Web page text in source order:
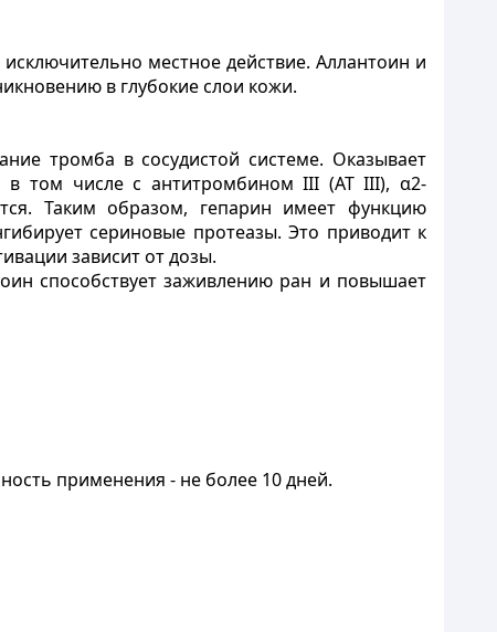
местное действие. Аллантоин и
в глубокие слои кожи.
тромба в сосудистой системе. Оказывает
в том числе с антитромбиномIII (АТIII), α2-
Таким образом, гепарин имеет функцию
сериновые протеазы. Это приводит к
зависит от дозы.
способствует заживлению ран и повышает
применения - не более 10 дней.